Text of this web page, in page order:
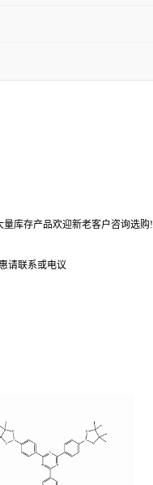
库存产品欢迎新老客户咨询选购!
请联系或电议